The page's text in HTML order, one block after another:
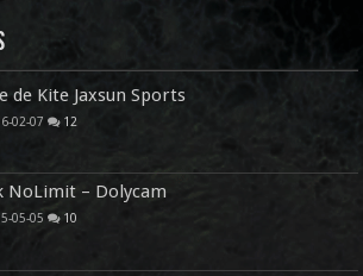
de Kite Jaxsun Sports
02-07 12
NoLimit – Dolycam
05-05 10